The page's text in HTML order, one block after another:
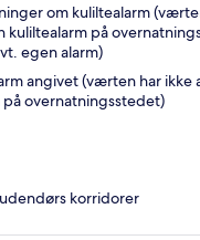
om kuliltealarm
kuliltealarm på
egen alarm)
angivet (værten har ikke
på overnatningsstedet)
korridorer